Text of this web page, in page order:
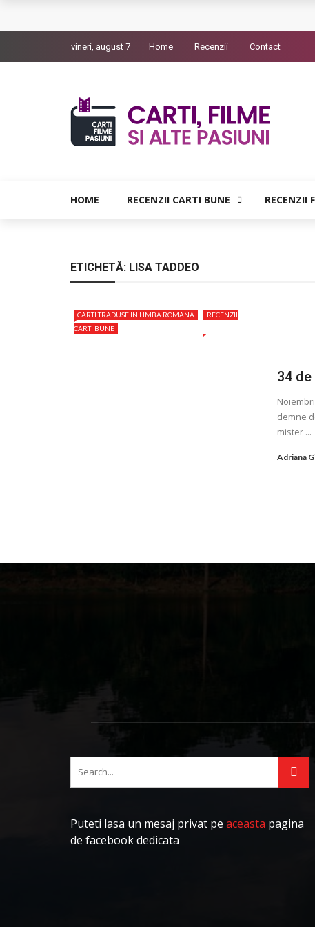
Bolla – O iubire interzisa din Pristina
Indragostitii de Franz K. – Justitiarii literaturii
Un artist al foamei – Prozele de la final
vineri, august 7 Home Recenzii Contact
HOME RECENZII CARTI BUNE RECENZII
ETICHETĂ: LISA TADDEO
CARTI TRADUSE IN LIMBA ROMANA
RECENZII
CARTI BUNE
34
demne
mister ...
Adriana
Puteti lasa un mesaj privat pe aceasta pagina
de facebook dedicata